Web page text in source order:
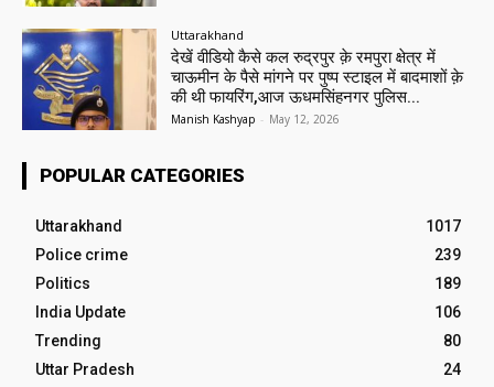
Uttarakhand
देखें वीडियो कैसे कल रुद्रपुर क़े रमपुरा क्षेत्र में
चाऊमीन के पैसे मांगने पर पुष्प स्टाइल में बादमाशों क़े
की थी फायरिंग,आज ऊधमसिंहनगर पुलिस...
Manish Kashyap - May 12, 2026
POPULAR CATEGORIES
Uttarakhand
1017
Police crime
239
Politics
189
India Update
106
Trending
80
Uttar Pradesh
24